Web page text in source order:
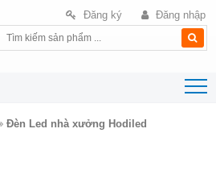
Đăng ký Đăng nhập
Đèn Led nhà xưởng Hodiled